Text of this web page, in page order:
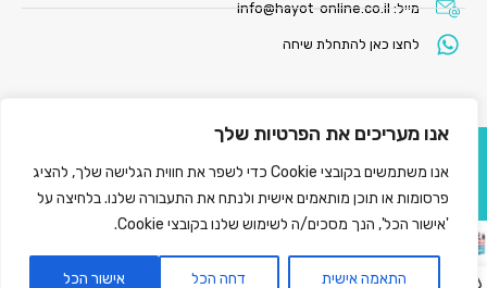
אנו מעריכים את הפרטיות שלך
אנו משתמשים בקובצי Cookie כדי לשפר את חווית הגלישה שלך, להציג
פרסומות או תוכן מותאמים אישית ולנתח את התעבורה שלנו. בלחיצה על
'אישור הכל', הנך מסכים/ה לשימוש שלנו בקובצי Cookie.
התאמה אישית דחה הכל אישור הכל
מייל:info@hayot-online.co.il
לחצו כאן להתחלת שיחה
עיצוב ובניית אתר : ALPHANETX
מבצע מגש שימורים
איכותיים
המלאי
אזל